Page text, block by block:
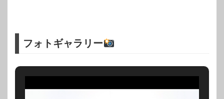
フォトギャラリー